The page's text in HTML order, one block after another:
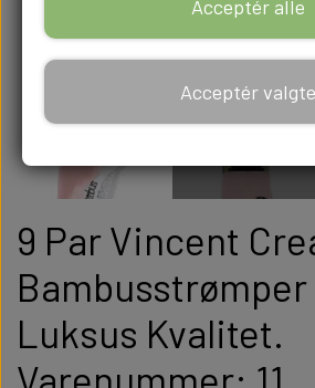
9 Par Vincent
Bambusstrømper
Luksus Kvalitet.
Acceptér alle
Acceptér valgte